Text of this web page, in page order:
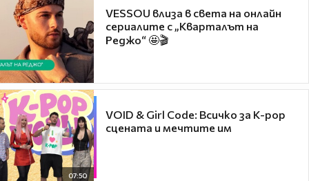
VESSOU влиза в света на онлайн
сериалите с „Кварталът на
Реджо“ 🤩🎬
07:50
VOID & Girl Code: Всичко за K-pop
сцената и мечтите им